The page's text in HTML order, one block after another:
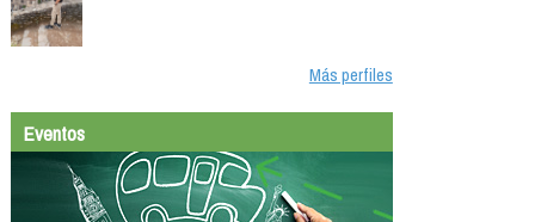
Más perfiles
Eventos